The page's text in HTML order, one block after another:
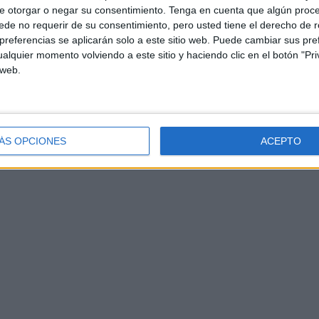
otorgar o negar su consentimiento. Tenga en cuenta que algún
no requerir de su consentimiento, pero usted tiene el derecho de
se aplicarán solo a este sitio web. Puede cambiar sus
momento volviendo a este sitio y haciendo clic en el botón
OPCIONES ACEPTO
de coordinación y paso, sino también un
muestra de ello ha sido lareciente visitadel Grupo de
un espacio que alberga piezas y recuerdos
que suscitan estas visitas, especialmente al tratarse
de Tierra.